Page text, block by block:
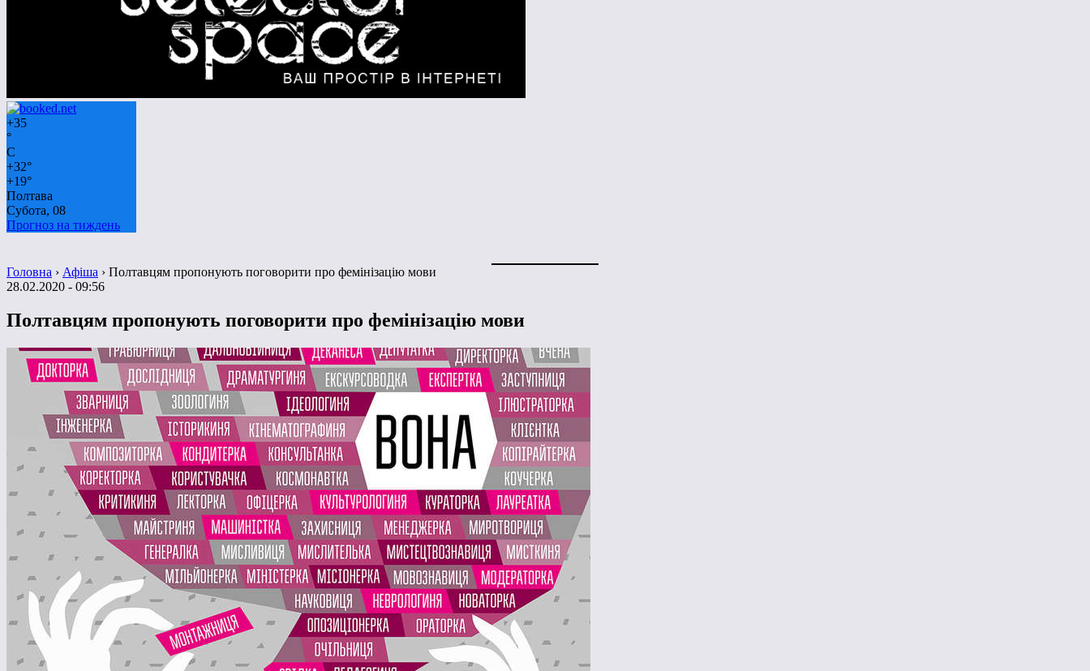
+35
°
C
+32°
+19°
Полтава
Субота, 08
Прогноз на тиждень
Головна › Афіша › Полтавцям пропонують поговорити про фемінізацію мови
28.02.2020 - 09:56
Полтавцям пропонують поговорити про фемінізацію мови